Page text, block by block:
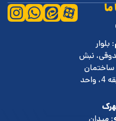
: بلوار
نبش
4، ساختمان
تیسا، طبقه 4، واحد